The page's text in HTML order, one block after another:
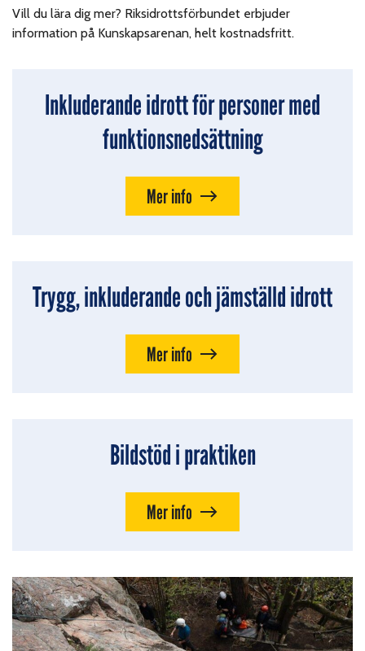
Vill du lära dig mer? Riksidrottsförbundet erbjuder
information på Kunskapsarenan, helt kostnadsfritt.
Inkluderande idrott för personer med
funktionsnedsättning
Mer info
Trygg, inkluderande och jämställd idrott
Mer info
Bildstöd i praktiken
Mer info